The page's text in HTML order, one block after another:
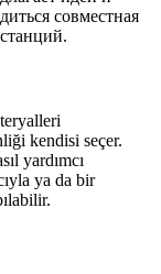
совместная
kendisi seçer.
yardımcı
ya da bir